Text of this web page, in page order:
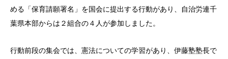
める「保育請願署名」を国会に提出する行動があり、自治労連千
葉県本部からは２組合の４人が参加しました。
行動前段の集会では、憲法についての学習があり、伊藤塾塾長で